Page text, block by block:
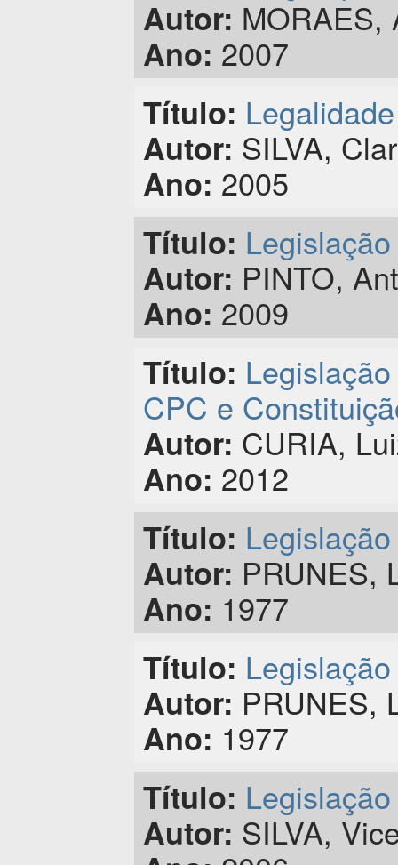
Autor: MORAES,
Ano: 2007
Título:
Autor: SILVA,
Ano: 2005
Título:
Autor: PINTO,
Ano: 2009
Título:
CPC e
Autor: CURIA,
Ano: 2012
Título:
Autor: PRUNES,
Ano: 1977
Título:
Autor: PRUNES,
Ano: 1977
Título:
Autor: SILVA,